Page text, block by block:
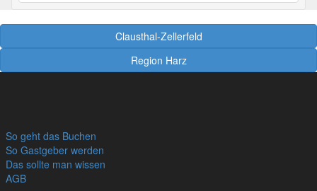
Clausthal-Zellerfeld
Region Harz
So geht das Buchen
So Gastgeber werden
Das sollte man wissen
AGB